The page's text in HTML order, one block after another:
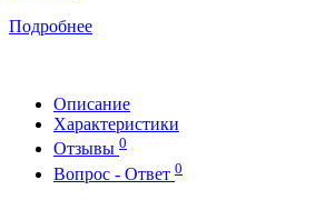
Подробнее
Описание
Характеристики
Отзывы 0
Вопрос - Ответ 0